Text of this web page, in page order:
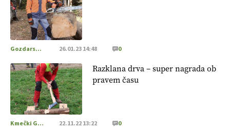
Gozdarstvo 26.01.23 14:48 0
Razklana drva – super nagrada ob
pravem času
Kmečki Glas 22.11.22 13:22 0